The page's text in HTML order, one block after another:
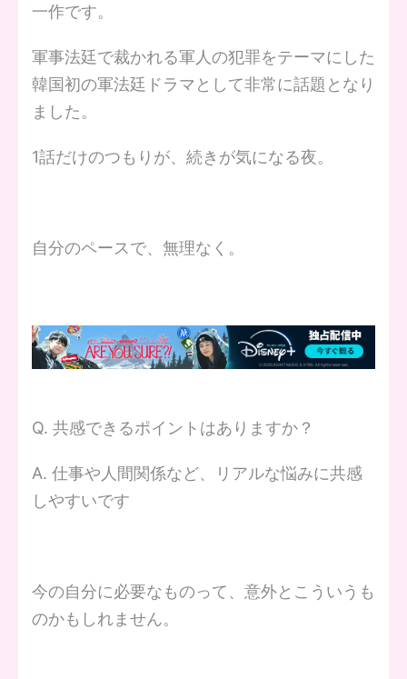
一作です。
軍事法廷で裁かれる軍人の犯罪をテーマにした
韓国初の軍法廷ドラマとして非常に話題となり
ました。
1話だけのつもりが、続きが気になる夜。
自分のペースで、無理なく。
Q. 共感できるポイントはありますか？
A. 仕事や人間関係など、リアルな悩みに共感
しやすいです
今の自分に必要なものって、意外とこういうも
のかもしれません。